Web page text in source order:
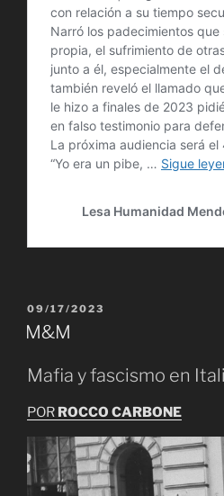
PUBLICADO
EL
09/17/2023
M&M
Mafia y fascismo en
POR ROCCO CARBONE